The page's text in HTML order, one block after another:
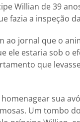
Willian de 39
fazia a inspeção
ao jornal que o
ele estaria sob o
que
sua
Um tombo